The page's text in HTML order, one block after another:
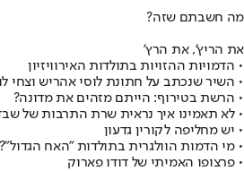
מה חשבתם שזה?
את הריץ', את הרץ'
• הדמויות ההזויות בתולדות האירוויזיון
• השיר שנכתב על חתונת לוסי אהריש וצחי
• הרשת בטירוף: הייתם מזהים את מדונה?
• לא תאמינו איך נראית שרת התרבות של
• יש מחליפה לקורין גדעון
• מי הדמות הוולגרית בתולדות "האח הגדול"?
• פרצופו האמיתי של דודו פארוק